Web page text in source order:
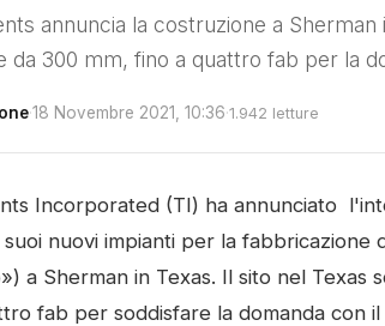
annuncia la costruzione a
da 300 mm, fino a quattro fab per la
·18 Novembre 2021, 10:36·1.942 letture
Incorporated (TI) ha annunciato
nuovi impianti per la
a Sherman in Texas. Il sito nel
fab per soddisfare la domanda con